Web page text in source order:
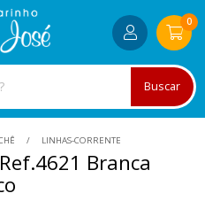
Buscar
0
LINHAS-CORRENTE
Branca